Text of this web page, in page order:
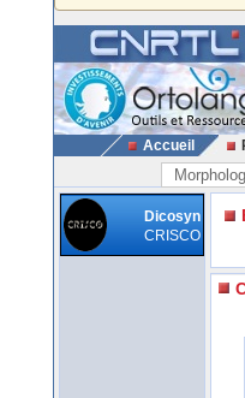
Accueil
Dicosyn
CRISCO